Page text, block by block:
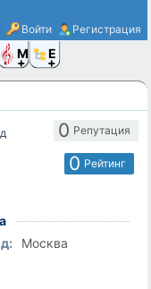
Войти Регистрация
Ещё
0 Репутация
0 Рейтинг
Москва